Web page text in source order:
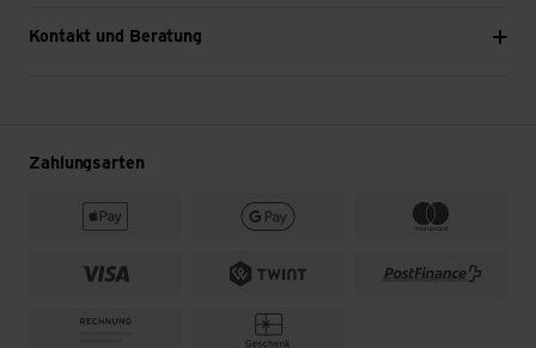
Kontakt und Beratung
Zahlungsarten